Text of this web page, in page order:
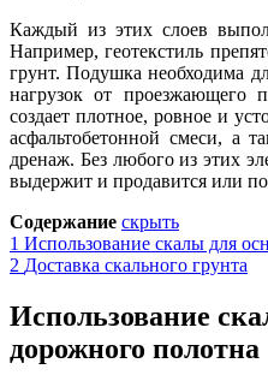
Каждый из этих слоев
Например, геотекстиль
грунт. Подушка необходима
нагрузок от проезжающего
создает плотное, ровное и
асфальтобетонной смеси, а
дренаж. Без любого из этих
выдержит и продавится или
Содержание скрыть
1 Использование скалы для
2 Доставка скального грунта
Использование
дорожного полотна